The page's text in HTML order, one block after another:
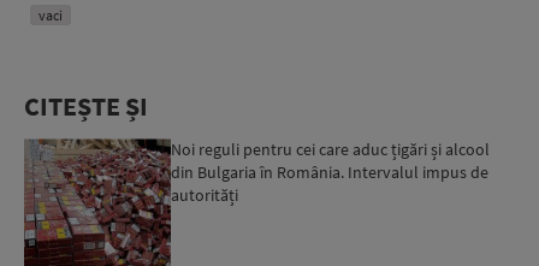
vaci
CITEȘTE ȘI
Noi reguli pentru cei care aduc țigări și alcool
din Bulgaria în România. Intervalul impus de
autorități